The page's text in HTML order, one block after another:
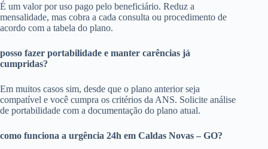
É um valor por uso pago pelo beneficiário. Reduz a
mensalidade, mas cobra a cada consulta ou procedimento de
acordo com a tabela do plano.
posso fazer portabilidade e manter carências já
cumpridas?
Em muitos casos sim, desde que o plano anterior seja
compatível e você cumpra os critérios da ANS. Solicite análise
de portabilidade com a documentação do plano atual.
como funciona a urgência 24h em Caldas Novas – GO?